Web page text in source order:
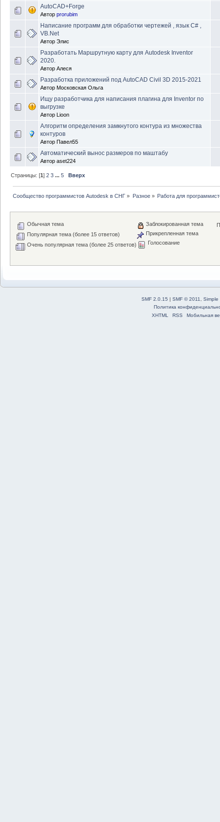
AutoCAD+Forge
Автор prorubim
Написание программ для обработки чертежей , язык C# ,
VB.Net
Автор Элис
Разработать Маршрутную карту для Autodesk Inventor
2020.
Автор Алеся
Разработка приложений под AutoCAD Civil 3D 2015-2021
Автор Московская Ольга
Ищу разработчика для написания плагина для Inventor по
выгрузке
Автор Lioon
Алгоритм определения замкнутого контура из множества
контуров
Автор Павел55
Автоматический вынос размеров по маштабу
Автор aset224
Страницы: [1]2 3 ...5 Вверх
Сообщество программистов Autodesk в СНГ » Разное» Работа для
Обычная тема
Популярная тема (более 15 ответов)
Очень популярная тема (более 25 ответов)
Заблокированная тема
Прикрепленная тема
Голосование
SMF 2.0.15 | SMF © 2011
Simple
Политика
XHTML
RSS Мобильная